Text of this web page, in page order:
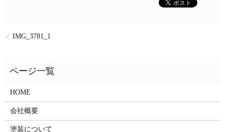
IMG_3781_1
HOME
会社概要
塗装について